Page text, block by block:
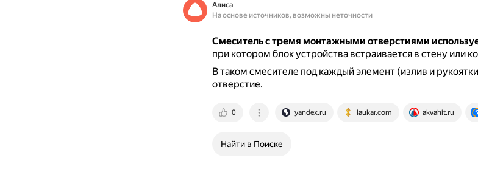
Алиса
На основе источников, возможны неточности
Смеситель с тремя монтажными отверстиями
при котором блок устройства встраивается в стену или
В таком смесителе под каждый элемент (излив и
отверстие.
0 yandex.ru laukar.com akvahit.ru
Найти в Поиске